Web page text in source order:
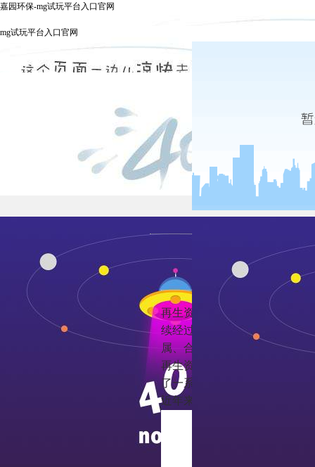
嘉园环保-mg试玩平台入口官网
mg试玩平台入口官网
发布时
再生资源是战略新兴产业，指
续经过回收加工能够反复利用
属、合金、无机非金属、塑料
再生资源产业得到较快的发展
了一系列政策。
近年来我国再生资源行业相关